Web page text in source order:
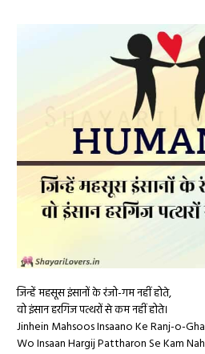
जिन्हें महसूस इंसानों के रंजो-गम नहीं होते,
वो इंसान हरगिज पत्थरों से कम नहीं होते।
Jinhein Mahsoos Insaano Ke Ranj-o-
Wo Insaan Hargij Pattharon Se Kam